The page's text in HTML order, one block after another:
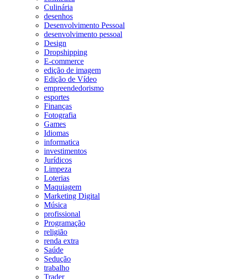
Culinária
desenhos
Desenvolvimento Pessoal
desenvolvimento pessoal
Design
Dropshipping
E-commerce
edição de imagem
Edição de Vídeo
empreendedorismo
esportes
Finanças
Fotografia
Games
Idiomas
informatica
investimentos
Jurídicos
Limpeza
Loterias
Maquiagem
Marketing Digital
Música
profissional
Programação
religião
renda extra
Saúde
Sedução
trabalho
Trader